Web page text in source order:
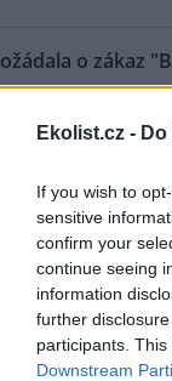
Ekolist.cz -
If you wish to
sensitive
confirm your
continue seeing
information
further
participants.
Downstream
o zákaz
(EkoList)
které by
výrobků od
soudu v Praze dvě
totiž pro své
je ze zákona
zemědělství.
jde o
ale také